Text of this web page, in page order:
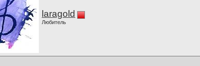
laragold
Любитель